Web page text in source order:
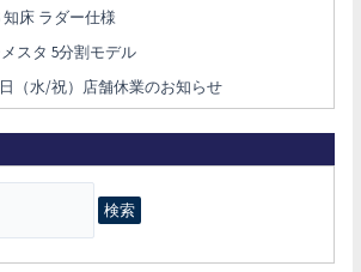
知床 ラダー仕様
メスタ 5分割モデル
（水/祝）店舗休業のお知らせ